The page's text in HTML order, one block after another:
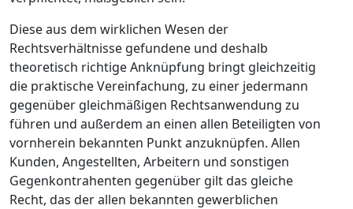
Diese aus dem wirklichen Wesen der
Rechtsverhältnisse gefundene und deshalb
theoretisch richtige Anknüpfung bringt gleichzeitig
die praktische Vereinfachung, zu einer jedermann
gegenüber gleichmäßigen Rechtsanwendung zu
führen und außerdem an einen allen Beteiligten von
vornherein bekannten Punkt anzuknüpfen. Allen
Kunden, Angestellten, Arbeitern und sonstigen
Gegenkontrahenten gegenüber gilt das gleiche
Recht, das der allen bekannten gewerblichen